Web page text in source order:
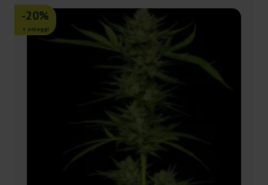
-20%
+ omaggi